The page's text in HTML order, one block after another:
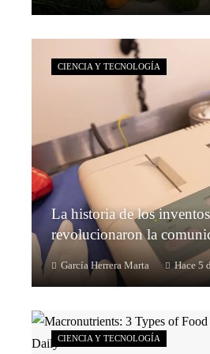
CIENCIA Y TECNOLOGÍA
La historia de los
revolucionaron la
García Herrera Marta Hace 5
CIENCIA Y TECNOLOGÍA